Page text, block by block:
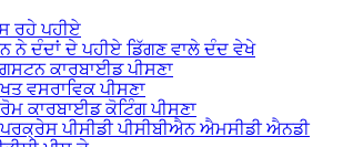
ਰਹੇ ਪਹੀਏ
ਨੇ ਦੰਦਾਂ ਦੇ ਪਹੀਏ ਡਿੱਗਣ ਵਾਲੇ ਦੰਦ ਵੇਖੇ
ਕਾਰਬਾਈਡ ਪੀਸਣਾ
ਵਸਰਾਵਿਕ ਪੀਸਣਾ
ਕਾਰਬਾਈਡ ਕੋਟਿੰਗ ਪੀਸਣਾ
ਪੀਸੀਡੀ ਪੀਸੀਬੀਐਨ ਐਮਸੀਡੀ ਐਨਡੀ